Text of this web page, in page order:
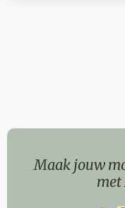
Maak jouw
met